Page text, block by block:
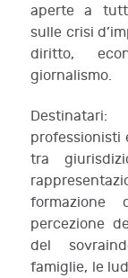
aperte a
sulle crisi
diritto,
giornalismo.
professionisti
tra
percezione
del
famiglie, le